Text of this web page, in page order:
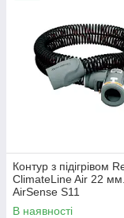
Контур з підігрівом
ClimateLine Air 22 мм.
AirSense S11
В наявності